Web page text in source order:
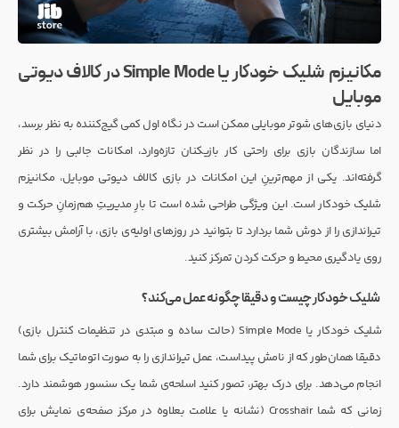
مکانیزم شلیک خودکار یا Simple Mode در کالاف دیوتی
موبایل
دنیای بازی‌های شوتر موبایلی ممکن است در نگاه اول کمی گیج‌کننده به نظر برسد،
اما سازندگان بازی برای راحتی کار بازیکنان تازه‌وارد، امکانات جالبی را در نظر
گرفته‌اند. یکی از مهم‌ترینِ این امکانات در بازی کالاف دیوتی موبایل، مکانیزم
شلیک خودکار است. این ویژگی طراحی شده است تا بارِ مدیریتِ هم‌زمانِ حرکت و
تیراندازی را از دوش شما بردارد تا بتوانید در روزهای اولیه‌ی بازی، با آرامش بیشتری
روی یادگیری محیط و حرکت کردن تمرکز کنید.
شلیک خودکار چیست و دقیقا چگونه عمل می‌کند؟
شلیک خودکار یا Simple Mode (حالت ساده و مبتدی در تنظیمات کنترل بازی)
دقیقا همان‌طور که از نامش پیداست، عمل تیراندازی را به صورت اتوماتیک برای شما
انجام می‌دهد. برای درک بهتر، تصور کنید اسلحه‌ی شما یک سنسور هوشمند دارد.
زمانی که شما Crosshair (نشانه یا علامت بعلاوه در مرکز صفحه‌ی نمایش برای